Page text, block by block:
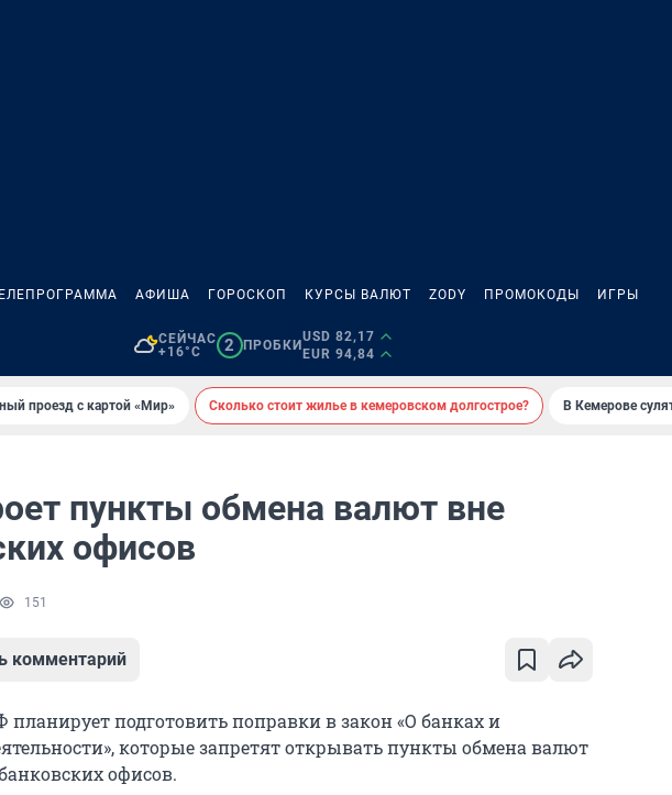
АФИША ГОРОСКОП КУРСЫ ВАЛЮТ ZODY ПРОМОКОДЫ ИГРЫ
СЕЙЧАС
+16°C
2 ПРОБКИ
USD 82,17
EUR 94,84
проезд с картой «Мир» Сколько стоит жилье в кемеровском долгострое? В Кемерове
пункты обмена валют вне
офисов
151
комментарий
планирует подготовить поправки в закон «О банках и
которые запретят открывать пункты обмена валют
офисов.